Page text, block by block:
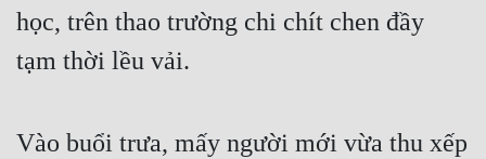
học, trên thao trường chi chít chen đầy
tạm thời lều vải.
Vào buổi trưa, mấy người mới vừa thu xếp